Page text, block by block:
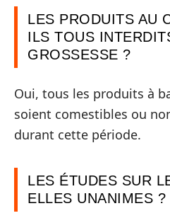
LES PRODUITS AU
ILS TOUS
GROSSESSE ?
Oui, tous les produits à
soient comestibles ou
durant cette période.
LES ÉTUDES SUR
ELLES UNANIMES ?